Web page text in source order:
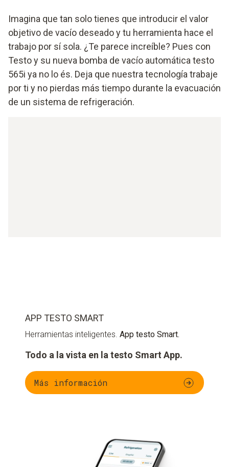
Imagina que tan solo tienes que introducir el valor
objetivo de vacío deseado y tu herramienta hace el
trabajo por sí sola. ¿Te parece increíble? Pues con
Testo y su nueva bomba de vacío automática testo
565i ya no lo és. Deja que nuestra tecnología trabaje
por ti y no pierdas más tiempo durante la evacuación
de un sistema de refrigeración.
APP TESTO SMART
Herramientas inteligentes. App testo Smart.
Todo a la vista en la testo Smart App.
Más información